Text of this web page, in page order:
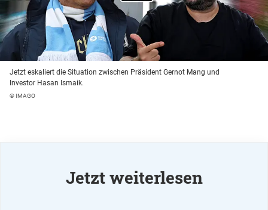
Jetzt eskaliert die Situation zwischen Präsident Gernot Mang und
Investor Hasan Ismaik.
© IMAGO
Jetzt weiterlesen